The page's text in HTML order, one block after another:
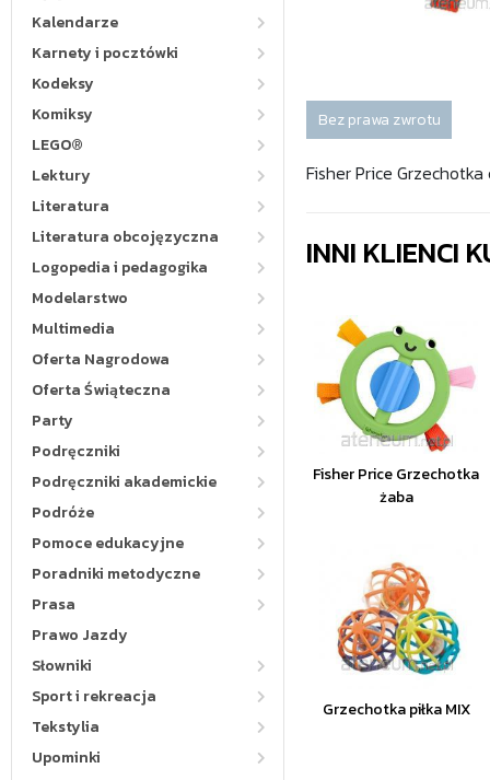
Kalendarze
Karnety i pocztówki
Kodeksy
Komiksy
LEGO®
Lektury
Literatura
Literatura obcojęzyczna
Logopedia i pedagogika
Modelarstwo
Multimedia
Oferta Nagrodowa
Oferta Świąteczna
Party
Podręczniki
Podręczniki akademickie
Podróże
Pomoce edukacyjne
Poradniki metodyczne
Prasa
Prawo Jazdy
Słowniki
Sport i rekreacja
Tekstylia
Upominki
Bez prawa zwrotu
Fisher Price
INNI KLIENCI
Fisher Price Grzechotka
żaba
Grzechotka piłka MIX